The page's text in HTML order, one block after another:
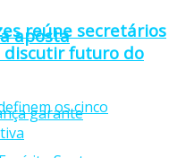
aposta
reúne secretários
futuro do